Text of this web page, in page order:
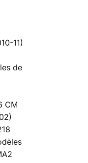
11)
de
CM